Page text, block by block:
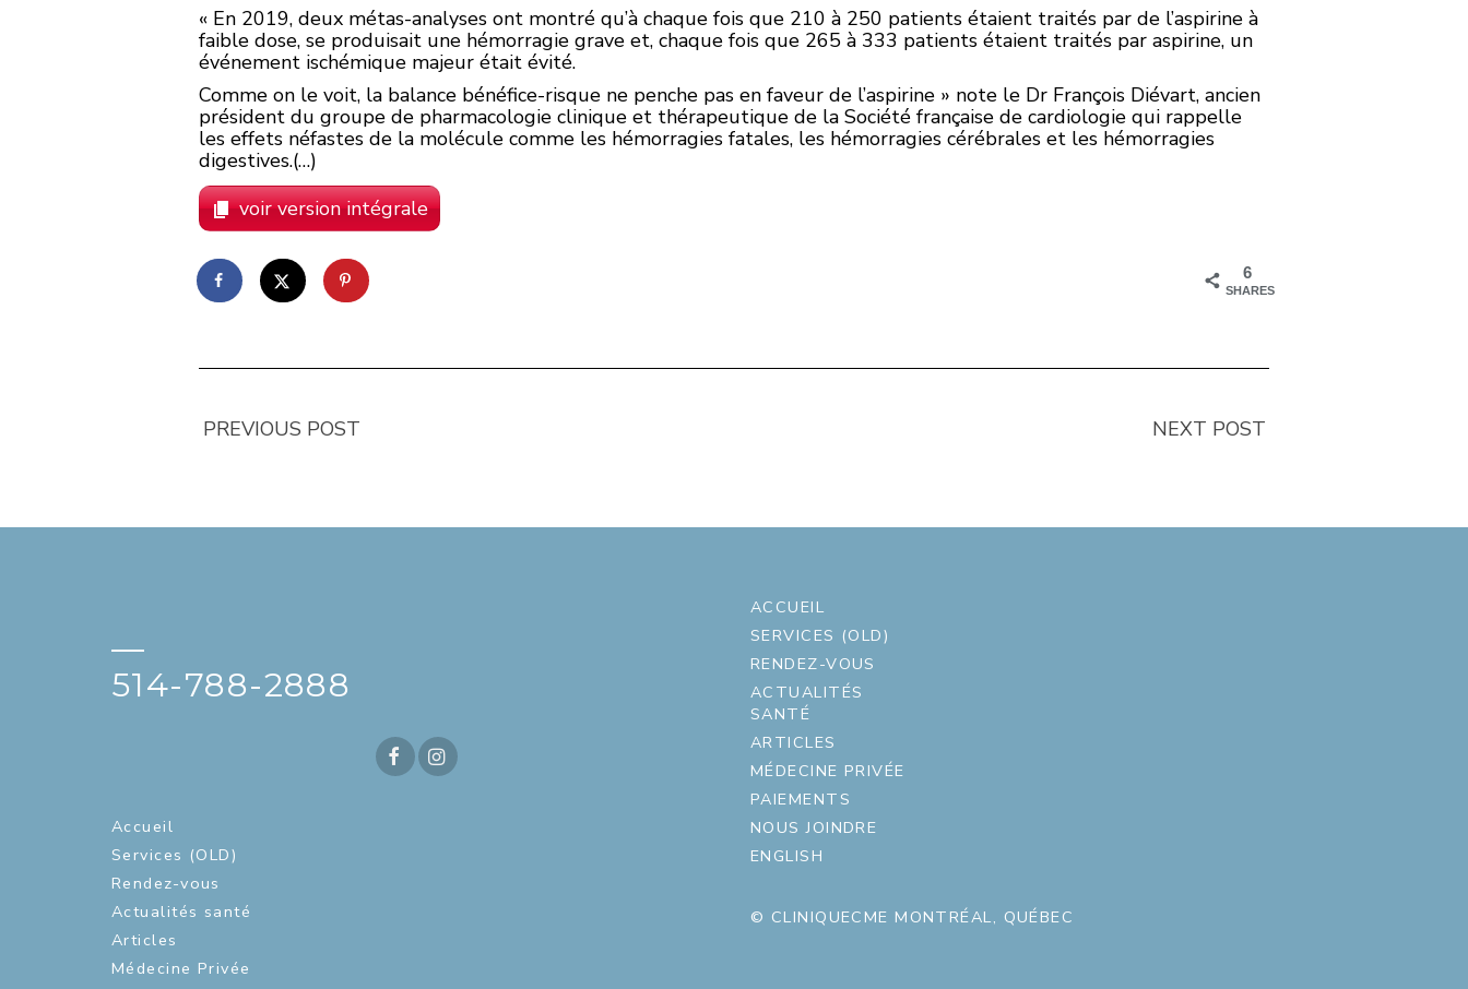
« En 2019, deux métas-analyses ont montré qu’à chaque fois que 210 à 250 patients étaient traités par de l’aspirine à
faible dose, se produisait une hémorragie grave et, chaque fois que 265 à 333 patients étaient traités par aspirine, un
événement ischémique majeur était évité.
Comme on le voit, la balance bénéfice-risque ne penche pas en faveur de l’aspirine » note le Dr François Diévart, ancien
président du groupe de pharmacologie clinique et thérapeutique de la Société française de cardiologie qui rappelle
les effets néfastes de la molécule comme les hémorragies fatales, les hémorragies cérébrales et les hémorragies
digestives.(…)
voir version intégrale
6
SHARES
PREVIOUS POST NEXT POST
—
514-788-2888
Accueil
Services (OLD)
Rendez-vous
Actualités santé
Articles
Médecine Privée
ACCUEIL
SERVICES (OLD)
RENDEZ-VOUS
ACTUALITÉS
SANTÉ
ARTICLES
MÉDECINE PRIVÉE
PAIEMENTS
NOUS JOINDRE
ENGLISH
© CLINIQUECME MONTRÉAL, QUÉBEC